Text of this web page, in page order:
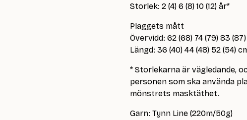
Storlek: 2 (4) 6 (8) 10 (12) år*
Plaggets mått
Övervidd: 62 (68) 74 (79) 83
Längd: 36 (40) 44 (48) 52 (54)
* Storlekarna är vägledande,
personen som ska använda
mönstrets masktäthet.
Garn: Tynn Line (220m/50g)